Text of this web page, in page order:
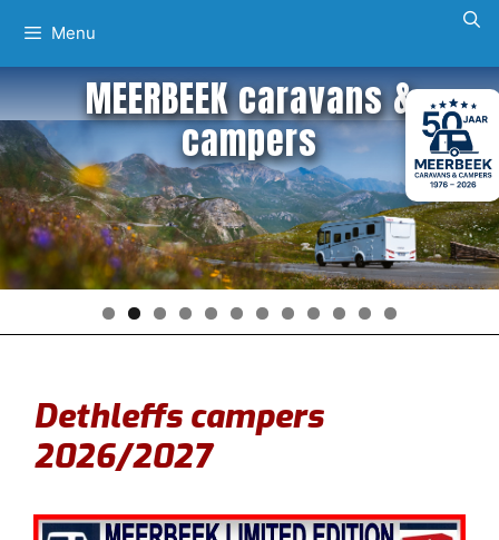
naar
de
inhoud
Menu
MEERBEEK caravans &
campers
Dethleffs campers
2026/2027